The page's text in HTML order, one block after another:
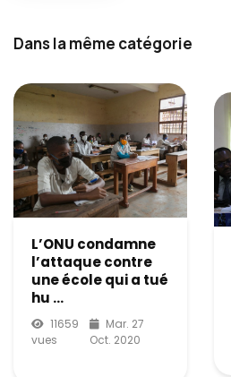
Dans la même catégorie
L’ONU condamne
l’attaque contre
une école qui a tué
hu ...
11659
vues
Mar. 27
Oct. 2020